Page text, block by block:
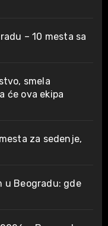
– 10 mesta sa
smela
će ova ekipa
za sedenje,
u Beogradu: gde